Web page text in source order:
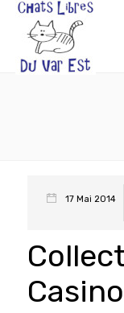
17 Mai 2014
Casino